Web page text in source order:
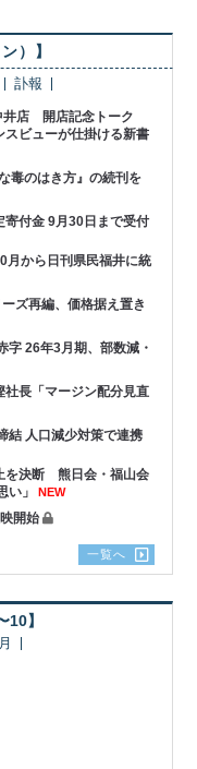
）】
訃報
井店 開店記念トーク
スビューが仕掛ける新書
毒のはき方』の続刊を
寄付金 9月30日まで受付
から日刊県民福井に統
ズ再編、価格据え置き
字 26年3月期、部数減・
長「マージン配分見直
結 人口減少対策で連携
を決断 熊日会・福山会
い」
NEW
開始
一覧へ
10】